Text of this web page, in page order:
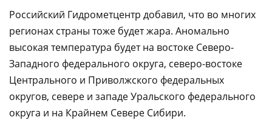
Российский Гидрометцентр добавил, что во многих
регионах страны тоже будет жара. Аномально
высокая температура будет на востоке Северо-
Западного федерального округа, северо-востоке
Центрального и Приволжского федеральных
округов, севере и западе Уральского федерального
округа и на Крайнем Севере Сибири.